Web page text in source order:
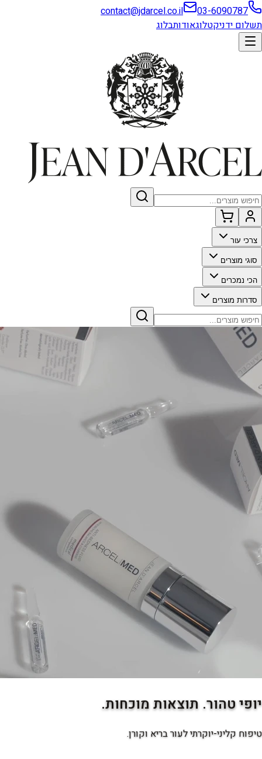
03-6090787
contact@jdarcel.co.il
תשלום ידניקטלוגאודותבלוג
צרכי עור
סוגי מוצרים
הכי נמכרים
סדרות מוצרים
יופי טהור. תוצאות מוכחות.
טיפוח קליני-יוקרתי לעור בריא וקורן.